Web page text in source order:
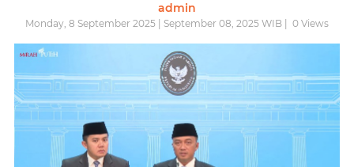
admin
Monday, 8 September 2025 | September 08, 2025 WIB | 0 Views